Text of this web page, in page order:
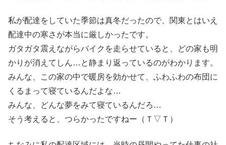
私が配達をしていた季節は真冬だったので、関東とはいえ
配達中の寒さが本当に厳しかったです。
ガタガタ震えながらバイクを走らせていると、どの家も明
かりが消えてしん…と静まり返っているのがわかります。
みんな、この家の中で暖房を効かせて、ふわふわの布団に
くるまって寝ているんだよな…
みんな、どんな夢をみて寝ているんだろ…
そう考えると、つらかったですねー（Ｔ▽Ｔ）